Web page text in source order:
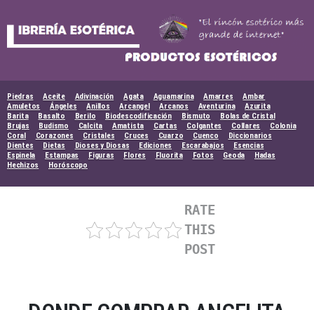
Piedras Aceite Adivinación Agata Aguamarina Amarres
Ambar
Amuletos
Ángeles Anillos Arcangel Arcanos Aventurina
Azurita
Barita
Basalto Berilo Biodescodificación Bismuto
Bolas de Cristal
Brujas
Budismo Calcita Amatista Cartas Colgantes Collares
Colonia
Coral
Corazones Cristales Cruces Cuarzo Cuenco
Diccionarios
Dientes
Dietas Dioses y Diosas Ediciones Escarabajos
Esencias
Espinela
Estampas Figuras Flores Fluorita Fotos Geoda
Hadas
Hechizos
Horóscopo
RATE
THIS
POST